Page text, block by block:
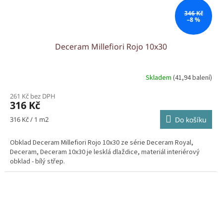
346 Kč
–8 %
Deceram Millefiori Rojo 10x30
Skladem (41,94 balení)
261 Kč bez DPH
316 Kč
Měrná
316 Kč / 1 m2 Do košíku
Obklad Deceram Millefiori Rojo 10x30 ze série Deceram Royal,
Deceram, Deceram 10x30 je lesklá dlaždice, materiál interiérový
obklad - bílý střep.